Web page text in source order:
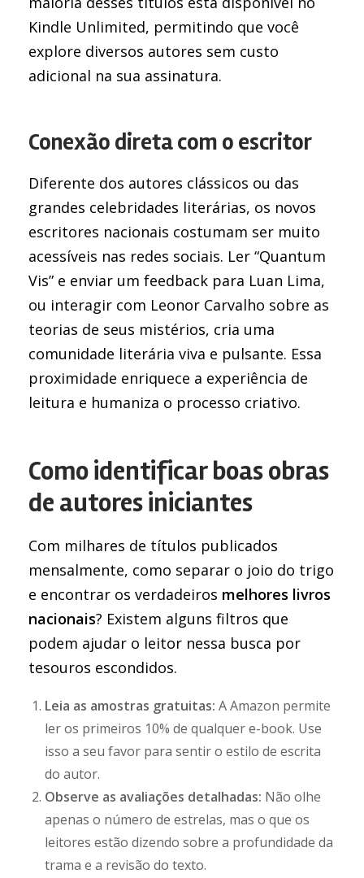
Kindle Unlimited, permitindo que você
explore diversos autores sem custo
adicional na sua assinatura.
Conexão direta com o escritor
Diferente dos autores clássicos ou das
grandes celebridades literárias, os novos
escritores nacionais costumam ser muito
acessíveis nas redes sociais. Ler “Quantum
Vis” e enviar um feedback para Luan Lima,
ou interagir com Leonor Carvalho sobre as
teorias de seus mistérios, cria uma
comunidade literária viva e pulsante. Essa
proximidade enriquece a experiência de
leitura e humaniza o processo criativo.
Como identificar boas obras
de autores iniciantes
Com milhares de títulos publicados
mensalmente, como separar o joio do trigo
e encontrar os verdadeiros melhores livros
nacionais? Existem alguns filtros que
podem ajudar o leitor nessa busca por
tesouros escondidos.
Leia as amostras gratuitas: A Amazon permite
ler os primeiros 10% de qualquer e-book. Use
isso a seu favor para sentir o estilo de escrita
do autor.
Observe as avaliações detalhadas: Não olhe
apenas o número de estrelas, mas o que os
leitores estão dizendo sobre a profundidade da
trama e a revisão do texto.